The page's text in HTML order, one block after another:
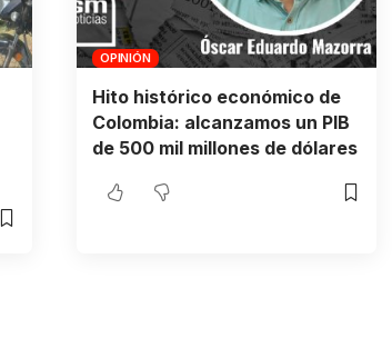
OPINIÓN
Hito histórico económico de
Colombia: alcanzamos un PIB
de 500 mil millones de dólares